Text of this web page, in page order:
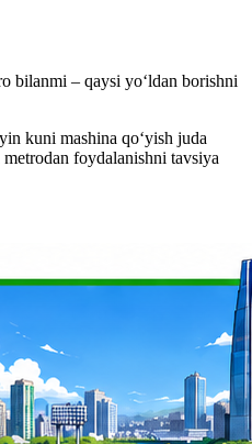
bilanmi – qaysi yo‘ldan borishni
kuni mashina qo‘yish juda
metrodan foydalanishni tavsiya